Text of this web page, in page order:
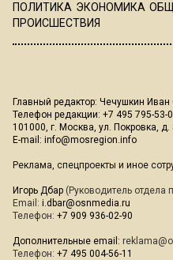
ПОЛИТИКА ЭКОНОМИКА
ПРОИСШЕСТВИЯ
Главный редактор: Чечушкин Иван
Телефон редакции: +7 495 795-53-
101000, г. Москва, ул. Покровка, д.
E-mail: info@mosregion.info
Реклама, спецпроекты и иное
Игорь Дбар (Руководитель отдела
Email: i.dbar@osnmedia.ru
Телефон: +7 909 936-02-90
Дополнительные email:
Телефон: +7 495 004-56-11